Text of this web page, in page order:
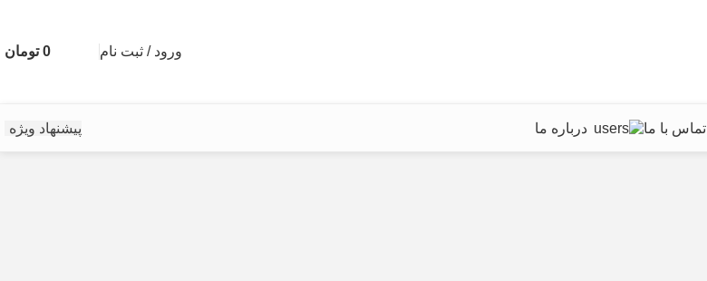
ورود / ثبت نام 0 تومان
تماس با ما درباره ما پیشنهاد ویژه